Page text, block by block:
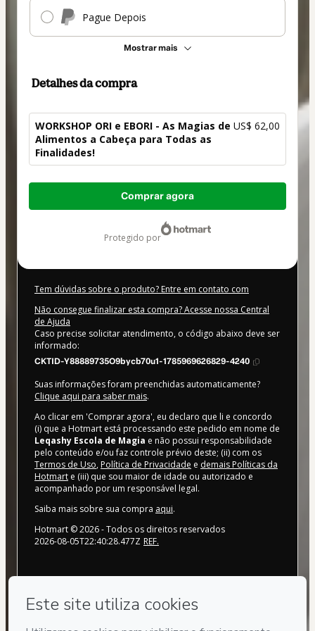
Pague Depois
Mostrar mais
Detalhes da compra
WORKSHOP ORI e EBORI - As Magias de
Alimentos a Cabeça para Todas as
Finalidades!
US$ 62,00
Total
Comprar agora
protegido por
Tem dúvidas sobre o produto? Entre em contato com
Não consegue finalizar esta compra? Acesse nossa Central
de Ajuda
Caso precise solicitar atendimento, o código abaixo deve ser
informado:
CKTID-Y88889735O9bycb70u1-1785969626829-4240
Suas informações foram preenchidas automaticamente?
Clique aqui para saber mais.
Ao clicar em 'Comprar agora', eu declaro que li e concordo
(i) que a Hotmart está processando este pedido em nome de
Leqashy Escola de Magia e não possui responsabilidade
pelo conteúdo e/ou faz controle prévio deste; (ii) com os
Termos de Uso, Política de Privacidade e demais Políticas da
Hotmart e (iii) que sou maior de idade ou autorizado e
acompanhado por um responsável legal.
Saiba mais sobre sua compra aqui.
Hotmart ©2026- Todos os direitos reservados
2026-08-05T22:40:28.477Z REF.